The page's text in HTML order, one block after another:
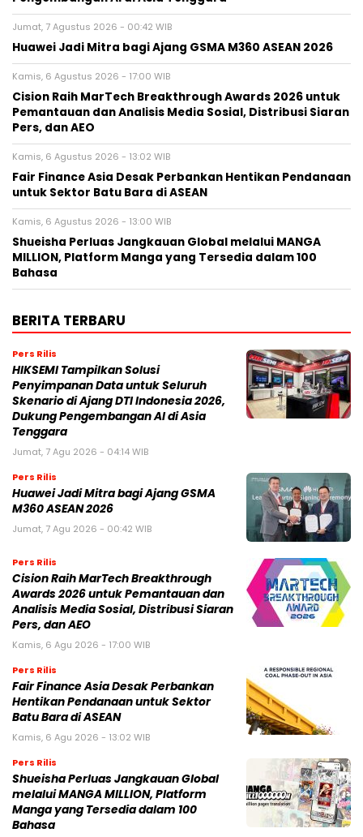
Jumat, 7 Agustus 2026 - 00:42 WIB
Huawei Jadi Mitra bagi Ajang GSMA M360 ASEAN 2026
Kamis, 6 Agustus 2026 - 17:00 WIB
Cision Raih MarTech Breakthrough Awards 2026 untuk
Pemantauan dan Analisis Media Sosial, Distribusi Siaran
Pers, dan AEO
Kamis, 6 Agustus 2026 - 13:02 WIB
Fair Finance Asia Desak Perbankan Hentikan Pendanaan
untuk Sektor Batu Bara di ASEAN
Kamis, 6 Agustus 2026 - 13:00 WIB
Shueisha Perluas Jangkauan Global melalui MANGA
MILLION, Platform Manga yang Tersedia dalam 100
Bahasa
BERITA TERBARU
Pers Rilis
HIKSEMI Tampilkan Solusi
Penyimpanan Data untuk Seluruh
Skenario di Ajang DTI Indonesia 2026,
Dukung Pengembangan AI di Asia
Tenggara
Jumat, 7 Agu 2026 - 04:14 WIB
Pers Rilis
Huawei Jadi Mitra bagi Ajang GSMA
M360 ASEAN 2026
Jumat, 7 Agu 2026 - 00:42 WIB
Pers Rilis
Cision Raih MarTech Breakthrough
Awards 2026 untuk Pemantauan dan
Analisis Media Sosial, Distribusi Siaran
Pers, dan AEO
Kamis, 6 Agu 2026 - 17:00 WIB
Pers Rilis
Fair Finance Asia Desak Perbankan
Hentikan Pendanaan untuk Sektor
Batu Bara di ASEAN
Kamis, 6 Agu 2026 - 13:02 WIB
Pers Rilis
Shueisha Perluas Jangkauan Global
melalui MANGA MILLION, Platform
Manga yang Tersedia dalam 100
Bahasa